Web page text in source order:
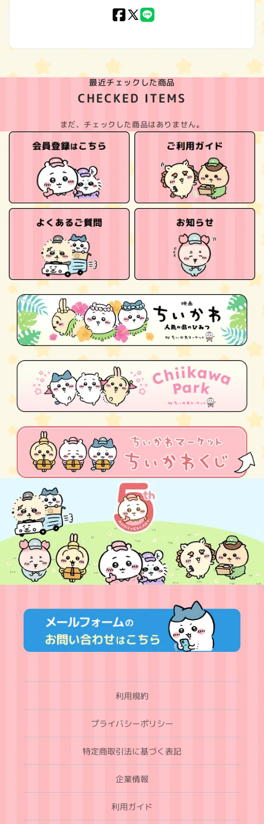
Facebook
X
最近チェックした商品
CHECKED ITEMS
まだ、チェックした商品はありません。
利用規約
プライバシーポリシー
特定商取引法に基づく表記
企業情報
利用ガイド